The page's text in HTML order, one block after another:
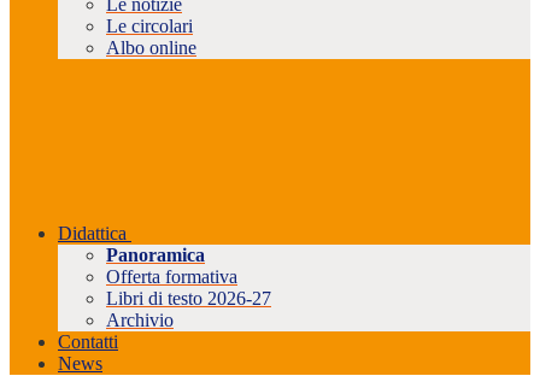
Le notizie
Le circolari
Albo online
Didattica
Panoramica
Offerta formativa
Libri di testo 2026-27
Archivio
Contatti
News